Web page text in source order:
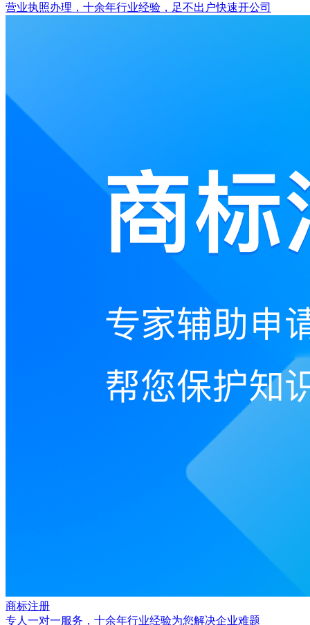
营业执照办理，十余年行业经验，足不出户快速开公司
商标注册
专人一对一服务，十余年行业经验为您解决企业难题